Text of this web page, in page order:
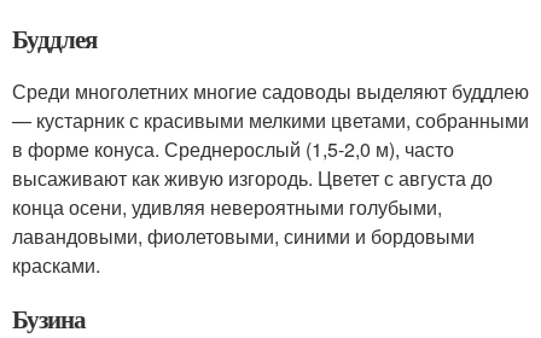
Буддлея
Среди многолетних многие садоводы выделяют буддлею
— кустарник с красивыми мелкими цветами, собранными
в форме конуса. Среднерослый (1,5-2,0 м), часто
высаживают как живую изгородь. Цветет с августа до
конца осени, удивляя невероятными голубыми,
лавандовыми, фиолетовыми, синими и бордовыми
красками.
Бузина